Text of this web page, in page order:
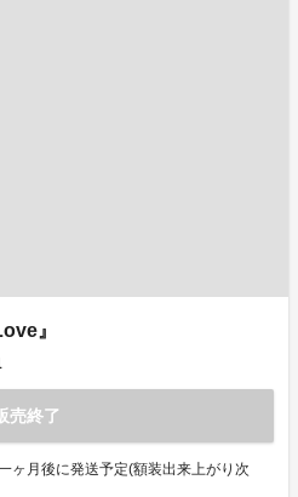
』
売終了
ヶ月後に発送予定(額装出来上がり次